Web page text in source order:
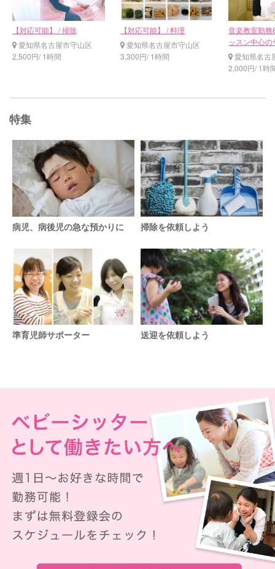
【対応可能】 / 掃除
愛知県名古屋市守山区
2,500円/ 1時間
【対応可能】 / 料理
愛知県名古屋市守山区
3,300円/ 1時間
音楽教室勤
ッスン中心
愛知県名古
2,000円/ 1時
特集
病児、病後児の急な預かりに 掃除を依頼しよう
準育児師サポーター 送迎を依頼しよう